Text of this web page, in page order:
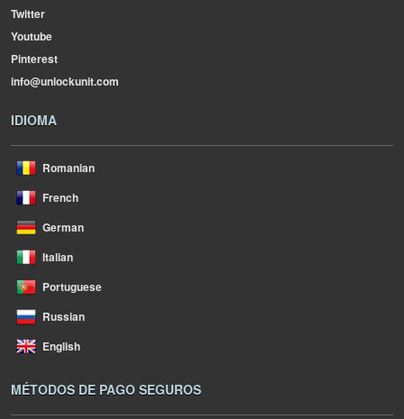
Twitter
Youtube
Pinterest
info@unlockunit.com
IDIOMA
Romanian
French
German
Italian
Portuguese
Russian
English
MÉTODOS DE PAGO SEGUROS